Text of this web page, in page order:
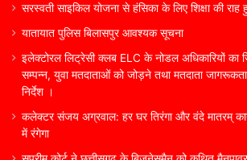
सरस्वती साइकिल योजना से हंसिका के लिए शिक्षा की
यातायात पुलिस बिलासपुर आवश्यक सूचना
इलेक्टोरल लिट्रेसी क्लब ELC के नोडल अधिकारियों का
सम्पन्न, युवा मतदाताओं को जोड़ने तथा मतदाता
निर्देश ।
कलेक्टर संजय अग्रवाल: हर घर तिरंगा और वंदे मातरम्
में रंगेगा